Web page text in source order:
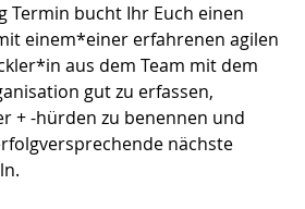
Termin bucht Ihr Euch einen
einem*einer erfahrenen agilen
aus dem Team mit dem
gut zu erfassen,
+ -hürden zu benennen und
nächste